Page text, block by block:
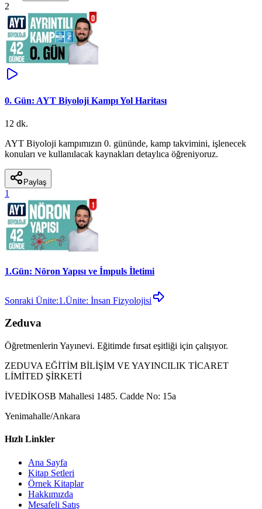
2
0. Gün: AYT Biyoloji Kampı Yol Haritası
12 dk.
AYT Biyoloji kampımızın 0. gününde, kamp takvimini, işlenecek
konuları ve kullanılacak kaynakları detaylıca öğreniyoruz.
Paylaş
1
1.Gün: Nöron Yapısı ve İmpuls İletimi
Sonraki Ünite:1.Ünite: İnsan Fizyolojisi
Zeduva
Öğretmenlerin Yayınevi. Eğitimde fırsat eşitliği için çalışıyor.
ZEDUVA EĞİTİM BİLİŞİM VE YAYINCILIK TİCARET
LİMİTED ŞİRKETİ
İVEDİKOSB Mahallesi 1485. Cadde No: 15a
Yenimahalle/Ankara
Hızlı Linkler
Ana Sayfa
Kitap Setleri
Örnek Kitaplar
Hakkımızda
Mesafeli Satış